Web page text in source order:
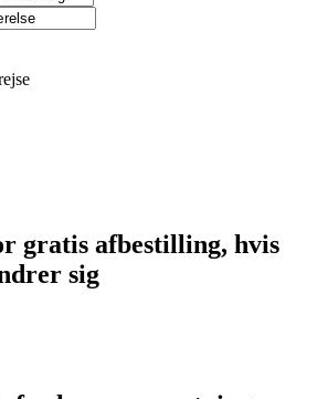
gratis afbestilling, hvis
sig